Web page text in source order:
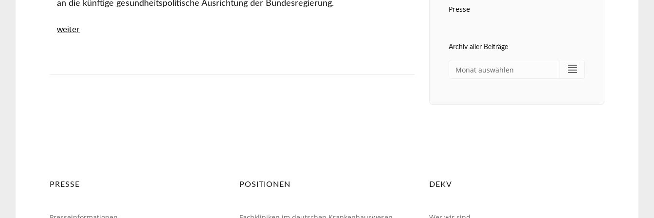
an die künftige gesundheitspolitische Ausrichtung der Bundesregierung.
weiter
Presse
Archiv aller Beiträge
PRESSE POSITIONEN DEKV